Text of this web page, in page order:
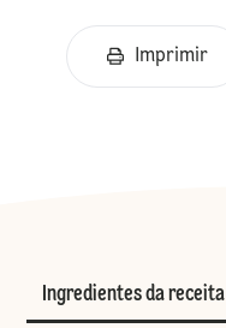
Imprimir
Ingredientes da receita